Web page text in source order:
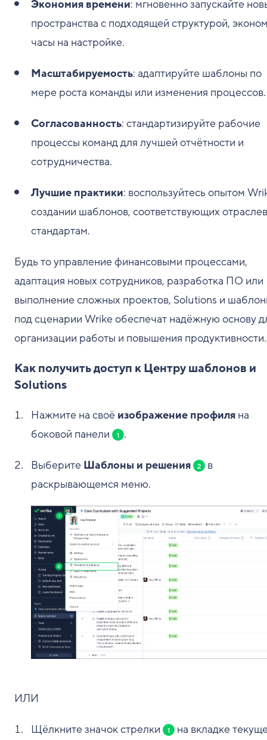
Экономия времени: мгновенно запускайте
пространства с подходящей структурой,
часы на настройке.
Масштабируемость: адаптируйте шаблоны по
мере роста команды или изменения процессов.
Согласованность: стандартизируйте рабочие
процессы команд для лучшей отчётности и
сотрудничества.
Лучшие практики: воспользуйтесь опытом
создании шаблонов, соответствующих
стандартам.
Будь то управление финансовыми процессами,
адаптация новых сотрудников, разработка ПО или
выполнение сложных проектов, Solutions и
под сценарии Wrike обеспечат надёжную основу
организации работы и повышения продуктивности.
Как получить доступ к Центру шаблонов и
Solutions
Нажмите на своё изображение профиля на
боковой панели
1 .
Выберите Шаблоны и решения 2
в
раскрывающемся меню.
ИЛИ
Щёлкните значок стрелки 1
на вкладке